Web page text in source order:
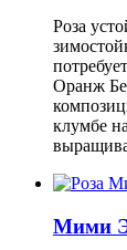
Роза
Оранж
клумбе
Мими